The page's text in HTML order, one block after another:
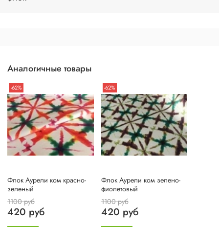
Аналогичные товары
-62%
Флок Аурели ком красно-
зеленый
1100 руб
420 руб
-62%
Флок Аурели ком зелено-
фиолетовый
1100 руб
420 руб